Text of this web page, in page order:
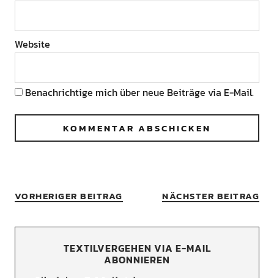
Website
Benachrichtige mich über neue Beiträge via E-Mail.
VORHERIGER BEITRAG NÄCHSTER BEITRAG
TEXTILVERGEHEN VIA E-MAIL
ABONNIEREN